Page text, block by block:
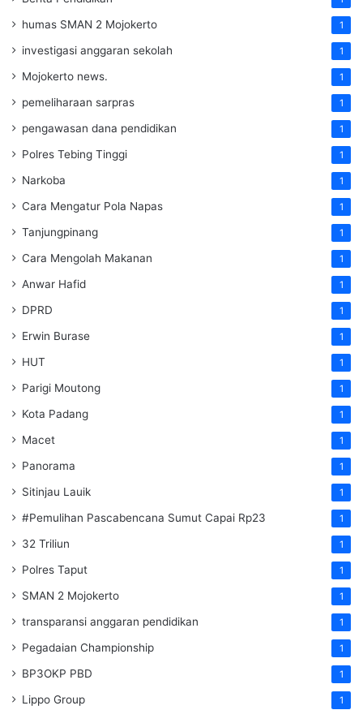
humas SMAN 2 Mojokerto 1
investigasi anggaran sekolah 1
Mojokerto news. 1
pemeliharaan sarpras 1
pengawasan dana pendidikan 1
Polres Tebing Tinggi 1
Narkoba 1
Cara Mengatur Pola Napas 1
Tanjungpinang 1
Cara Mengolah Makanan 1
Anwar Hafid 1
DPRD 1
Erwin Burase 1
HUT 1
Parigi Moutong 1
Kota Padang 1
Macet 1
Panorama 1
Sitinjau Lauik 1
#Pemulihan Pascabencana Sumut Capai Rp23 1
32 Triliun 1
Polres Taput 1
SMAN 2 Mojokerto 1
transparansi anggaran pendidikan 1
Pegadaian Championship 1
BP3OKP PBD 1
Lippo Group 1